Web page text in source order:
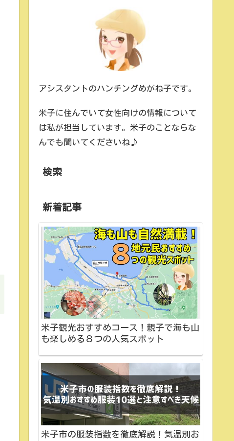
アシスタントのハンチングめがね子です。
米子に住んでいて女性向けの情報について
は私が担当しています。米子のことならな
んでも聞いてくださいね♪
検索
新着記事
米子観光おすすめコース！親子で海も山
も楽しめる８つの人気スポット
米子市の服装指数を徹底解説！気温別お